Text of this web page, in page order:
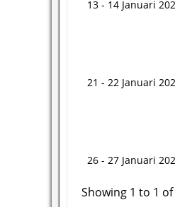
13 - 14 Januari
21 - 22 Januari
26 - 27 Januari
Showing 1 to 1